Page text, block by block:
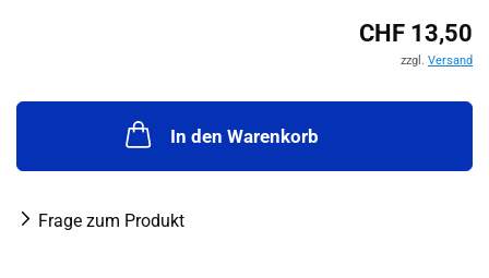
CHF 13,50
zzgl. Versand
In den Warenkorb
Frage zum Produkt